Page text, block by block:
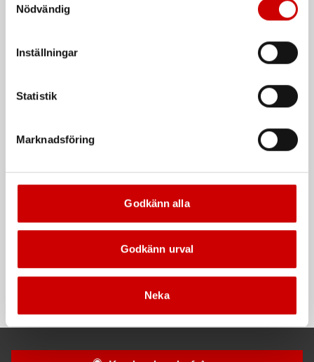
länder utanför EU med olika dataskyddsnormer. Genom
att godkänna samtycker du till sådana överföringar. Läs
Nödvändig
Inställningar
Statistik
Marknadsföring
Godkänn alla
Godkänn urval
Neka
Kampanj
Rengöringsduk Wetmax
Plus
Cyanoakrylatlim för limning av